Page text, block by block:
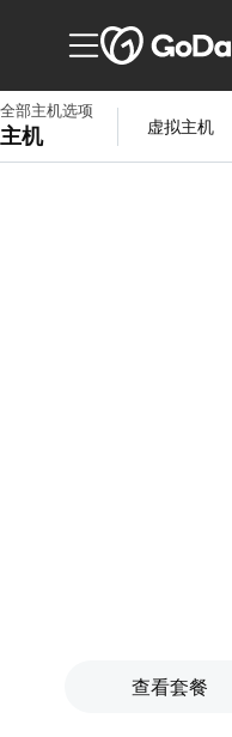
全部主机选项
主机 虚拟主机
查看套餐